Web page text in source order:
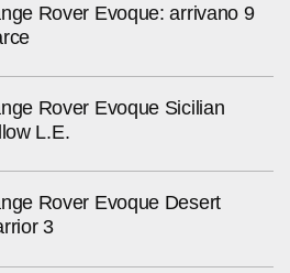
Rover Evoque: arrivano 9
Rover Evoque Sicilian
L.E.
Rover Evoque Desert
3